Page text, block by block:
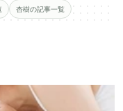
杏樹の記事一覧